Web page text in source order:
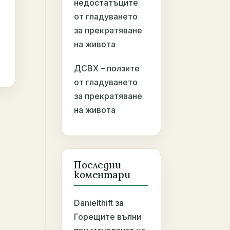
недостатъците
от гладуването
за прекратяване
на живота
ДСВХ – ползите
от гладуването
за прекратяване
на живота
Последни
коментари
Danielthift за
Горещите вълни